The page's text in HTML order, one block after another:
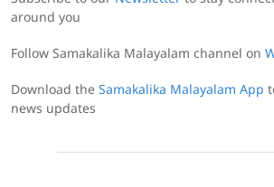
around you
Follow Samakalika Malayalam channel on
Download the Samakalika Malayalam App
news updates